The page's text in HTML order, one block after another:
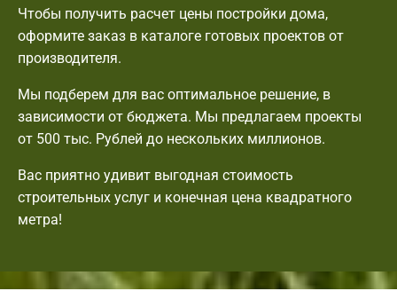
Чтобы получить расчет цены постройки дома,
оформите заказ в каталоге готовых проектов от
производителя.
Мы подберем для вас оптимальное решение, в
зависимости от бюджета. Мы предлагаем проекты
от 500 тыс. Рублей до нескольких миллионов.
Вас приятно удивит выгодная стоимость
строительных услуг и конечная цена квадратного
метра!